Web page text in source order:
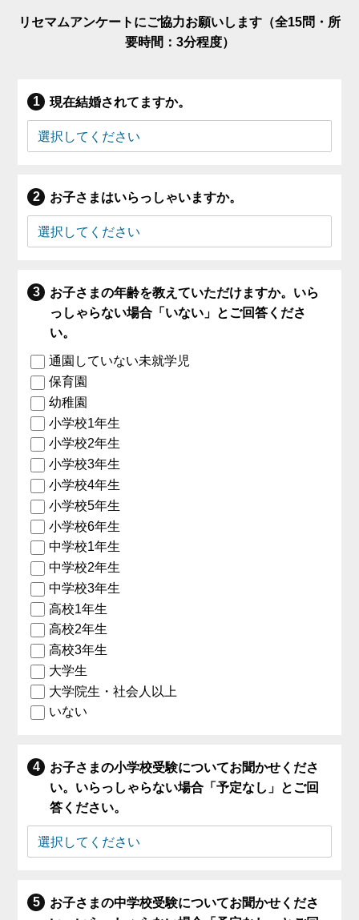
リセマムアンケートにご協力お願いします（全15問・所
要時間：3分程度）
現在結婚されてますか。
お子さまはいらっしゃいますか。
お子さまの年齢を教えていただけますか。いら
っしゃらない場合「いない」とご回答くださ
い。
通園していない未就学児
保育園
幼稚園
小学校1年生
小学校2年生
小学校3年生
小学校4年生
小学校5年生
小学校6年生
中学校1年生
中学校2年生
中学校3年生
高校1年生
高校2年生
高校3年生
大学生
大学院生・社会人以上
いない
お子さまの小学校受験についてお聞かせくださ
い。いらっしゃらない場合「予定なし」とご回
答ください。
お子さまの中学校受験についてお聞かせくださ